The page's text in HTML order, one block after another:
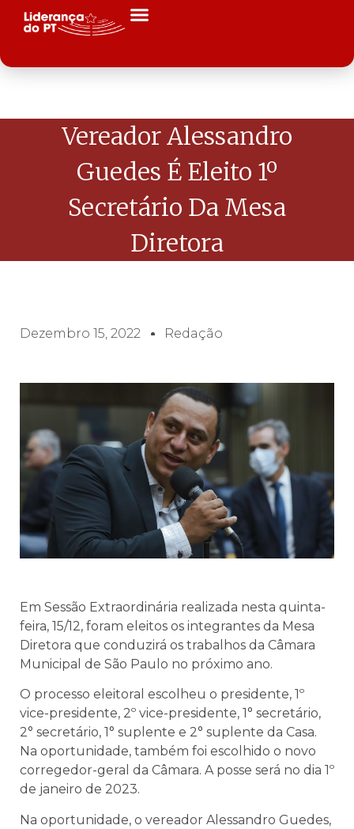
Vereador Alessandro
Guedes É Eleito 1º
Secretário Da Mesa
Diretora
Dezembro 15, 2022 Redação
Em Sessão Extraordinária realizada nesta quinta-
feira, 15/12, foram eleitos os integrantes da Mesa
Diretora que conduzirá os trabalhos da Câmara
Municipal de São Paulo no próximo ano.
O processo eleitoral escolheu o presidente, 1º
vice-presidente, 2º vice-presidente, 1° secretário,
2° secretário, 1° suplente e 2° suplente da Casa.
Na oportunidade, também foi escolhido o novo
corregedor-geral da Câmara. A posse será no dia 1º
de janeiro de 2023.
Na oportunidade, o vereador Alessandro Guedes,